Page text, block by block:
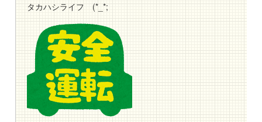
タカハシライフ (*_*;